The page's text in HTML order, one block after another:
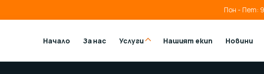
Пон - Пет:
Начало За нас Услуги Нашият екип Новини